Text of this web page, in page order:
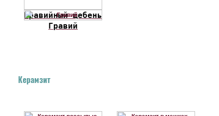
Гравийный щебень
Гравий
Керамзит